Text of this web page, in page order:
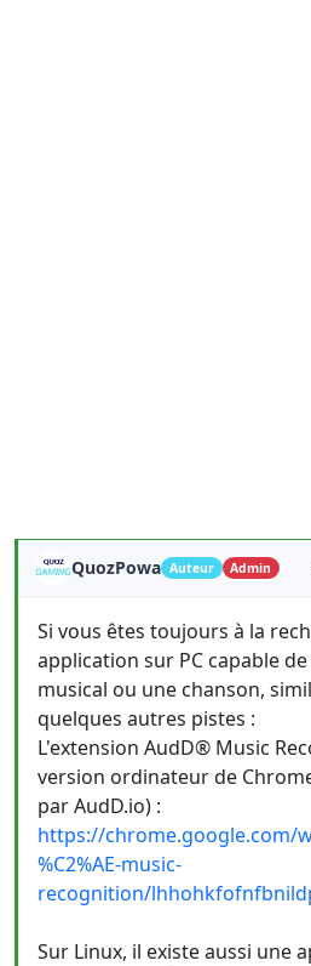
QuozPowa Auteur Admin
Si vous êtes toujours à la
application sur PC capable
musical ou une chanson,
quelques autres pistes :
L'extension AudD® Music
version ordinateur de
par AudD.io) :
https://chrome.google.com/
%C2%AE-music-
recognition/
Sur Linux, il existe aussi une